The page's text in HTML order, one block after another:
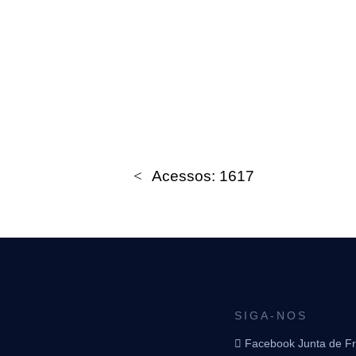
Acessos: 1617
SIGA-NOS
Facebook Junta de